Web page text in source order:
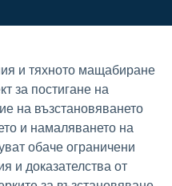
и тяхното мащабиране
за постигане на
на възстановяването
и намаляването на
обаче ограничени
и доказателства от